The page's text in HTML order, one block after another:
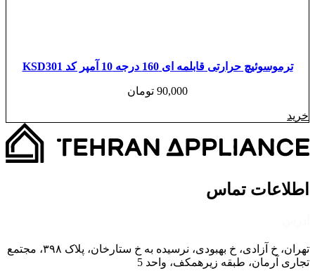
ترموسوئیچ حرارتی قابلمه ای 160 درجه 10 آمپر کد KSD301
90,000 تومان
خرید
اطلاعات تماس
تهران، خ آزادی، خ بهبودی، نرسیده به خ ستارخان، پلاک ۳۹۸، مجتمع
تجاری آرمان، طبقه زیرهمکف، واحد 5